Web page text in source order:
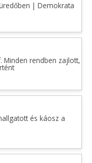
| Demokrata
Minden rendben zajlott,
és káosz a